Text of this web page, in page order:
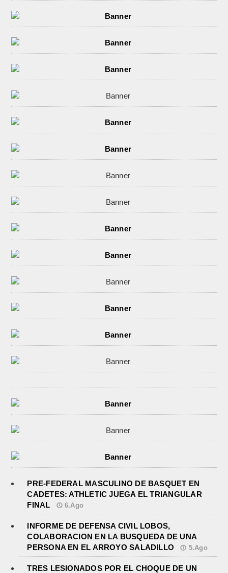
PRE-FEDERAL MASCULINO DE BASQUET EN
CADETES: ATHLETIC JUEGA EL TRIANGULAR
FINAL
6.Ago
INFORME DE DEFENSA CIVIL LOBOS,
COLABORACION EN LA BUSQUEDA DE UNA
PERSONA EN EL ARROYO SALADILLO
5.Ago
TRES LESIONADOS POR EL CHOQUE DE UN